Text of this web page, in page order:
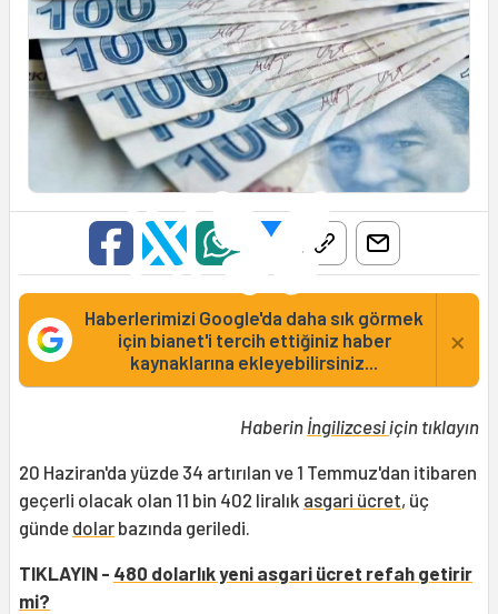
Haberlerimizi Google'da daha sık görmek
için bianet'i tercih ettiğiniz haber
kaynaklarına ekleyebilirsiniz...
×
Haberin İngilizcesiiçin tıklayın
20 Haziran'da yüzde 34 artırılan ve 1 Temmuz'dan itibaren
geçerli olacak olan 11 bin 402 liralık asgari ücret, üç
günde dolar bazında geriledi.
TIKLAYIN - 480 dolarlık yeni asgari ücret refah getirir
mi?